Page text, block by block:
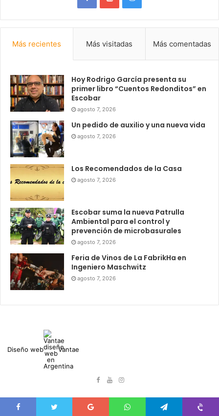
Más recientes Más visitadas Más comentadas
Hoy Rodrigo García presenta su
primer libro “Cuentos Redonditos” en
Escobar
agosto 7, 2026
Un pedido de auxilio y una nueva vida
agosto 7, 2026
Los Recomendados de la Casa
agosto 7, 2026
Escobar suma la nueva Patrulla
Ambiental para el control y
prevención de microbasurales
agosto 7, 2026
Feria de Vinos de La FabrikHa en
Ingeniero Maschwitz
agosto 7, 2026
Diseño web Vantae